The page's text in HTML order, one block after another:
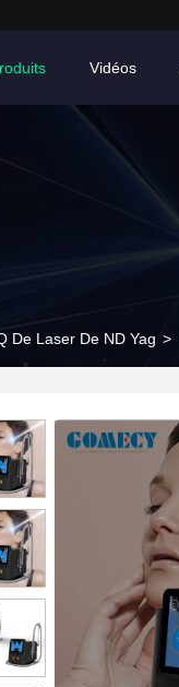
Vidéos
De Laser De ND Yag >